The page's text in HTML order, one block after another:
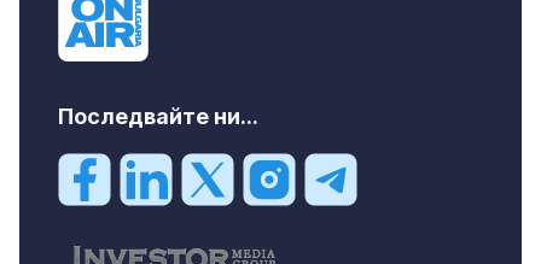
Последвайте ни...